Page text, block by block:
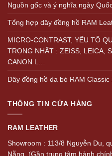
Nguồn gốc và ý nghĩa ngày
Tổng hợp dây đồng hồ RAM
MICRO-CONTRAST, YẾU TỐ
TRỌNG NHẤT : ZEISS, LEICA,
CANON L…
Dây đồng hồ da bò RAM Classic
THÔNG TIN CỬA HÀNG
RAM LEATHER
Showroom : 113/8 Nguyễn Du,
Nẵng. (Gần trung tâm hành